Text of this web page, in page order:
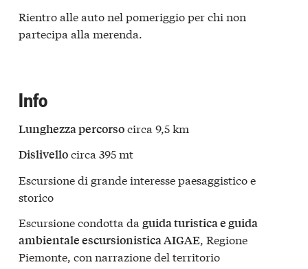
Rientro alle auto nel pomeriggio per chi non
partecipa alla merenda.
Info
Lunghezza percorsocirca 9,5 km
Dislivellocirca 395 mt
Escursione di grande interesse paesaggistico e
storico
Escursione condotta da guida turistica e guida
ambientale escursionistica AIGAE, Regione
Piemonte, con narrazione del territorio